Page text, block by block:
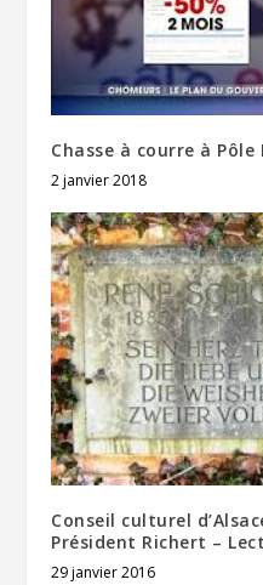
Chasse à courre à Pôle
2 janvier 2018
Conseil culturel
Président Richert –
29 janvier 2016